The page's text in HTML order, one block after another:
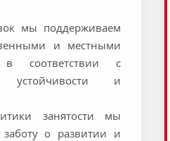
мы поддерживаем
и местными
соответствии с
устойчивости и
занятости мы
о развитии и